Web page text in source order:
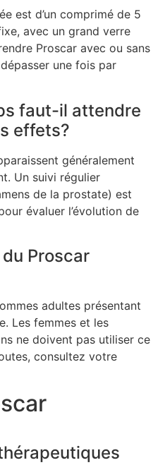
est d’un comprimé de 5
avec un grand verre
Proscar avec ou sans
une fois par
faut-il attendre
effets?
généralement
Un suivi régulier
de la prostate) est
évaluer l’évolution de
Proscar
adultes présentant
Les femmes et les
ne doivent pas utiliser ce
consultez votre